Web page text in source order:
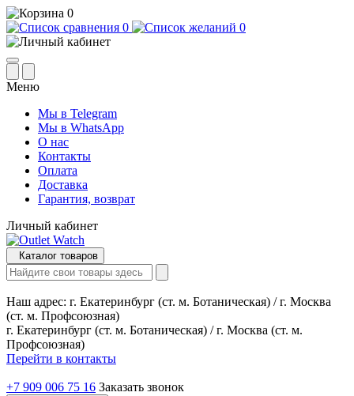
0
0
0
Меню
Мы в Telegram
Мы в WhatsApp
О нас
Контакты
Оплата
Доставка
Гарантия, возврат
Личный кабинет
Каталог товаров
Наш адрес: г. Екатеринбург (ст. м. Ботаническая) / г. Москва
(ст. м. Профсоюзная)
г. Екатеринбург (ст. м. Ботаническая) / г. Москва (ст. м.
Профсоюзная)
Перейти в контакты
+7 909 006 75 16 Заказать звонок